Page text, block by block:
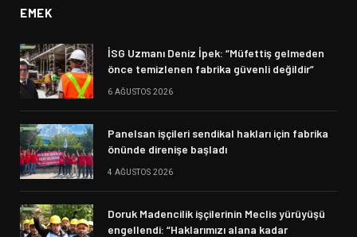
EMEK
İSG Uzmanı Deniz İpek: “Müfettiş gelmeden
önce temizlenen fabrika güvenli değildir”
6 AĞUSTOS 2026
Panelsan işçileri sendikal hakları için fabrika
önünde direnişe başladı
4 AĞUSTOS 2026
Doruk Madencilik işçilerinin Meclis yürüyüşü
engellendi: “Haklarımızı alana kadar